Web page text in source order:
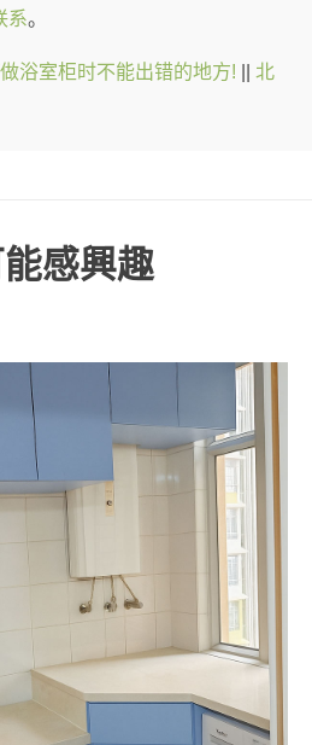
系。
浴室柜时不能出错的地方!
北
感興趣